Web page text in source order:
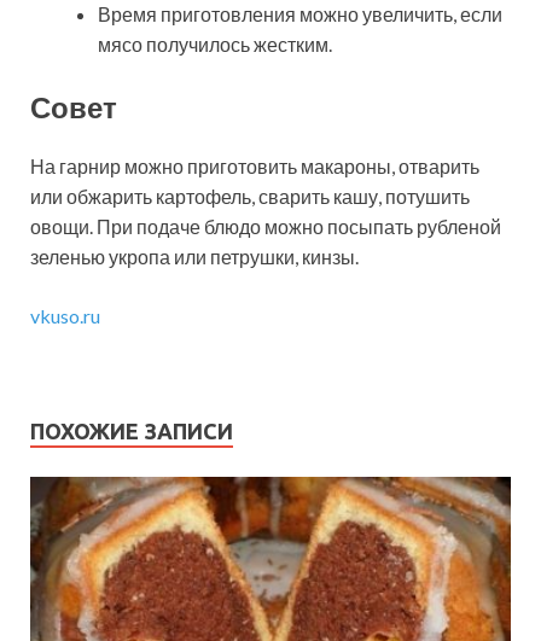
Время приготовления можно увеличить, если
мясо получилось жестким.
Совет
На гарнир можно приготовить макароны, отварить
или обжарить картофель, сварить кашу, потушить
овощи. При подаче блюдо можно посыпать рубленой
зеленью укропа или петрушки, кинзы.
vkuso.ru
ПОХОЖИЕ ЗАПИСИ